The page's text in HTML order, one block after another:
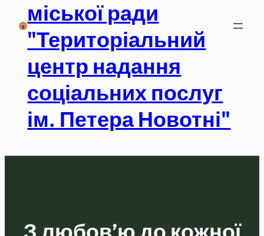
міської ради
"Територіальний
центр надання
соціальних послуг
ім. Петера Новотні"